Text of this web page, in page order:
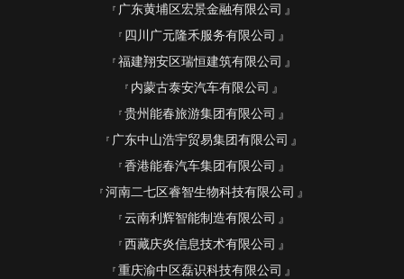
广东黄埔区宏景金融有限公司
四川广元隆禾服务有限公司
福建翔安区瑞恒建筑有限公司
内蒙古泰安汽车有限公司
贵州能春旅游集团有限公司
广东中山浩宇贸易集团有限公司
香港能春汽车集团有限公司
河南二七区睿智生物科技有限公司
云南利辉智能制造有限公司
西藏庆炎信息技术有限公司
重庆渝中区磊识科技有限公司